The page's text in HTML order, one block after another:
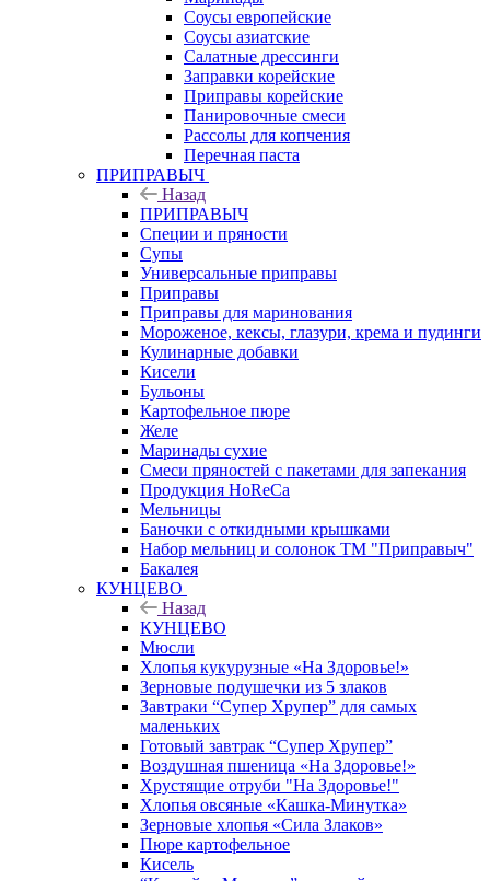
Соусы европейские
Соуcы азиатские
Салатные дрессинги
Заправки корейские
Приправы корейские
Панировочные смеси
Рассолы для копчения
Перечная паста
ПРИПРАВЫЧ
Назад
ПРИПРАВЫЧ
Специи и пряности
Супы
Универсальные приправы
Приправы
Приправы для маринования
Мороженое, кексы, глазури, крема и пудинги
Кулинарные добавки
Кисели
Бульоны
Картофельное пюре
Желе
Маринады сухие
Смеси пряностей с пакетами для запекания
Продукция HoReCa
Мельницы
Баночки с откидными крышками
Набор мельниц и солонок ТМ "Приправыч"
Бакалея
КУНЦЕВО
Назад
КУНЦЕВО
Мюсли
Хлопья кукурузные «На Здоровье!»
Зерновые подушечки из 5 злаков
Завтраки “Супер Хрупер” для самых
маленьких
Готовый завтрак “Супер Хрупер”
Воздушная пшеница «На Здоровье!»
Хрустящие отруби "На Здоровье!"
Хлопья овсяные «Кашка-Минутка»
Зерновые хлопья «Сила Злаков»
Пюре картофельное
Кисель